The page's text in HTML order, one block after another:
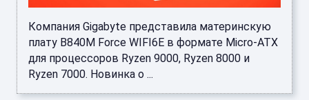
Компания Gigabyte представила материнскую
плату B840M Force WIFI6E в формате Micro-ATX
для процессоров Ryzen 9000, Ryzen 8000 и
Ryzen 7000. Новинка о ...